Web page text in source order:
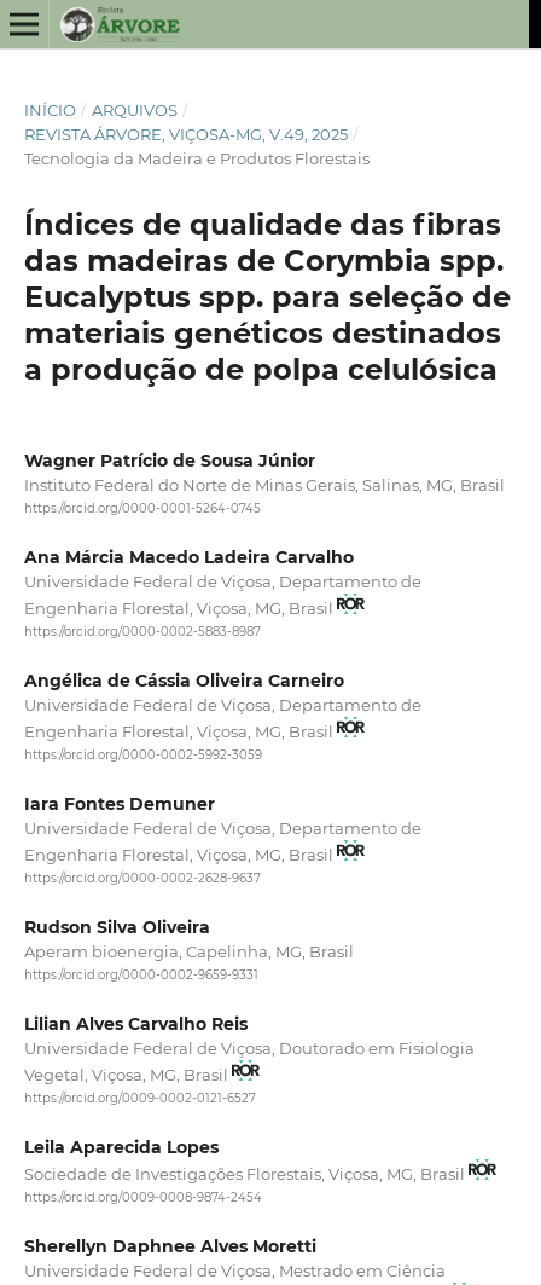
INÍCIO / ARQUIVOS /
REVISTA ÁRVORE, VIÇOSA-MG, V.49, 2025 /
Tecnologia da Madeira e Produtos Florestais
Índices de qualidade das fibras
das madeiras de Corymbia spp.
Eucalyptus spp. para seleção de
materiais genéticos destinados
a produção de polpa celulósica
Wagner Patrício de Sousa Júnior
Instituto Federal do Norte de Minas Gerais, Salinas, MG, Brasil
https://orcid.org/0000-0001-5264-0745
Ana Márcia Macedo Ladeira Carvalho
Universidade Federal de Viçosa, Departamento de
Engenharia Florestal, Viçosa, MG, Brasil
https://orcid.org/0000-0002-5883-8987
Angélica de Cássia Oliveira Carneiro
Universidade Federal de Viçosa, Departamento de
Engenharia Florestal, Viçosa, MG, Brasil
https://orcid.org/0000-0002-5992-3059
Iara Fontes Demuner
Universidade Federal de Viçosa, Departamento de
Engenharia Florestal, Viçosa, MG, Brasil
https://orcid.org/0000-0002-2628-9637
Rudson Silva Oliveira
Aperam bioenergia, Capelinha, MG, Brasil
https://orcid.org/0000-0002-9659-9331
Lilian Alves Carvalho Reis
Universidade Federal de Viçosa, Doutorado em Fisiologia
Vegetal, Viçosa, MG, Brasil
https://orcid.org/0009-0002-0121-6527
Leila Aparecida Lopes
Sociedade de Investigações Florestais, Viçosa, MG, Brasil
https://orcid.org/0009-0008-9874-2454
Sherellyn Daphnee Alves Moretti
Universidade Federal de Viçosa, Mestrado em Ciência